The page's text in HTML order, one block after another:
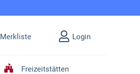
Merkliste Login
Freizeitstätten